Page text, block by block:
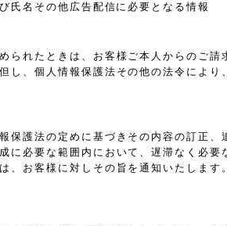
氏名その他広告配信に必要となる情報
れたときは、お客様ご本人からのご
、個人情報保護法その他の法令によ
護法の定めに基づきその内容の訂正
必要な範囲内において、遅滞なく必
お客様に対しその旨を通知いたしま